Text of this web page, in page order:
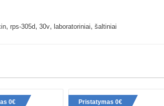
, rps-305d, 30v, laboratoriniai, šaltiniai
0€ Pristatymas 0€